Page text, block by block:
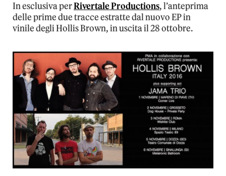
In esclusiva perRivertale Productions, l’anteprima
delle prime due tracce estratte dal nuovo EP in
vinile degli Hollis Brown, in uscita il 28 ottobre.